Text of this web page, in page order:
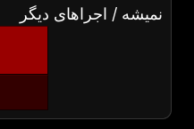
نمیشه / اجراهای دیگر